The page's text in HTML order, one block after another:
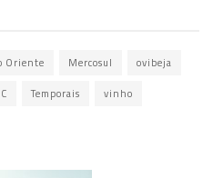
Oriente Mercosul ovibeja
Temporais vinho